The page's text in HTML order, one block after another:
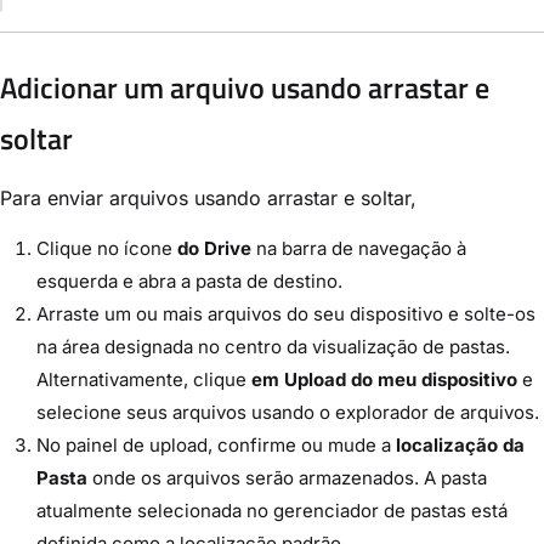
Adicionar um arquivo usando arrastar e
soltar
Para enviar arquivos usando arrastar e soltar,
Clique no ícone do Drive na barra de navegação à
esquerda e abra a pasta de destino.
Arraste um ou mais arquivos do seu dispositivo e solte-os
na área designada no centro da visualização de pastas.
Alternativamente, clique em Upload do meu dispositivo e
selecione seus arquivos usando o explorador de arquivos.
No painel de upload, confirme ou mude a localização da
Pasta onde os arquivos serão armazenados. A pasta
atualmente selecionada no gerenciador de pastas está